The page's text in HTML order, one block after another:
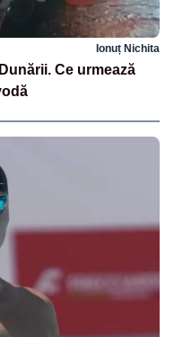
Ionuț Nichita
Ce urmează